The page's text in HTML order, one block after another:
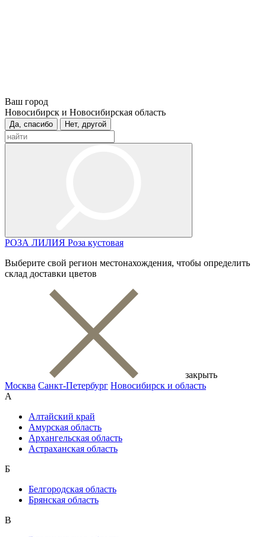
Ваш город
Новосибирск и Новосибирская область
Да, спасибо Нет, другой
РОЗА ЛИЛИЯ Роза кустовая
Выберите свой регион местонахождения, чтобы определить
склад доставки цветов
закрыть
Москва Санкт-Петербург Новосибирск и область
А
Алтайский край
Амурская область
Архангельская область
Астраханская область
Б
Белгородская область
Брянская область
В